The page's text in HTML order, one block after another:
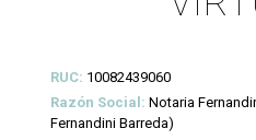
RUC: 10082439060
Razón Social: Notaria
Fernandini Barreda)